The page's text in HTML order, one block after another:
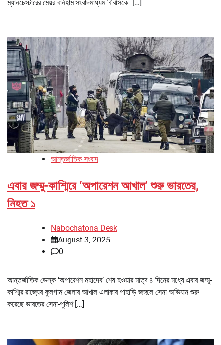
ম্যানচেস্টারের মেয়র বার্নহাম সংবাদমাধ্যম বিবিসিকে […]
আন্তর্জাতিক সংবাদ
এবার জম্মু-কাশ্মিরে ‘অপারেশন আখাল’ শুরু ভারতের,
নিহত ১
Nabochatona Desk
August 3, 2025
0
আন্তর্জাতিক ডেস্ক ‘অপারেশন মহাদেব’ শেষ হওয়ার মাত্র ৪ দিনের মধ্যে এবার জম্মু-
কাশ্মির রাজ্যের কুলগাম জেলার আখাল এলাকার পাহাড়ি জঙ্গলে সেনা অভিযান শুরু
করেছে ভারতের সেনা-পুলিশ […]